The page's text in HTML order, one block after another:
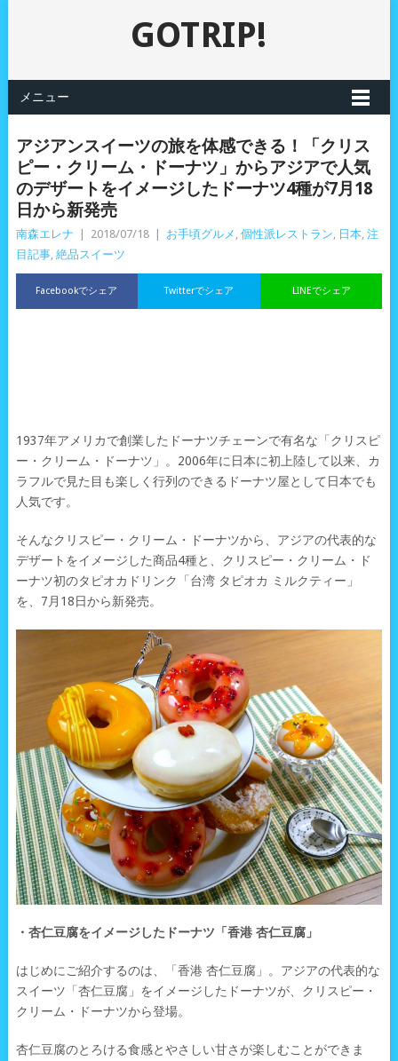
GOTRIP!
メニュー
アジアンスイーツの旅を体感できる！「クリス
ピー・クリーム・ドーナツ」からアジアで人気
のデザートをイメージしたドーナツ4種が7月18
日から新発売
南森エレナ 2018/07/18 お手頃グルメ , 個性派レストラン, 日本, 注
目記事, 絶品スイーツ
Facebookでシェア LINEでシェア
Twitterでシェア
1937年アメリカで創業したドーナツチェーンで有名な「クリスピ
ー・クリーム・ドーナツ」。2006年に日本に初上陸して以来、カ
ラフルで見た目も楽しく行列のできるドーナツ屋として日本でも
人気です。
そんなクリスピー・クリーム・ドーナツから、アジアの代表的な
デザートをイメージした商品4種と、クリスピー・クリーム・ド
ーナツ初のタピオカドリンク「台湾 タピオカ ミルクティー」
を、7月18日から新発売。
・杏仁豆腐をイメージしたドーナツ「香港 杏仁豆腐」
はじめにご紹介するのは、「香港 杏仁豆腐」。アジアの代表的な
スイーツ「杏仁豆腐」をイメージしたドーナツが、クリスピー・
クリーム・ドーナツから登場。
杏仁豆腐のとろける食感とやさしい甘さが楽しむことができま